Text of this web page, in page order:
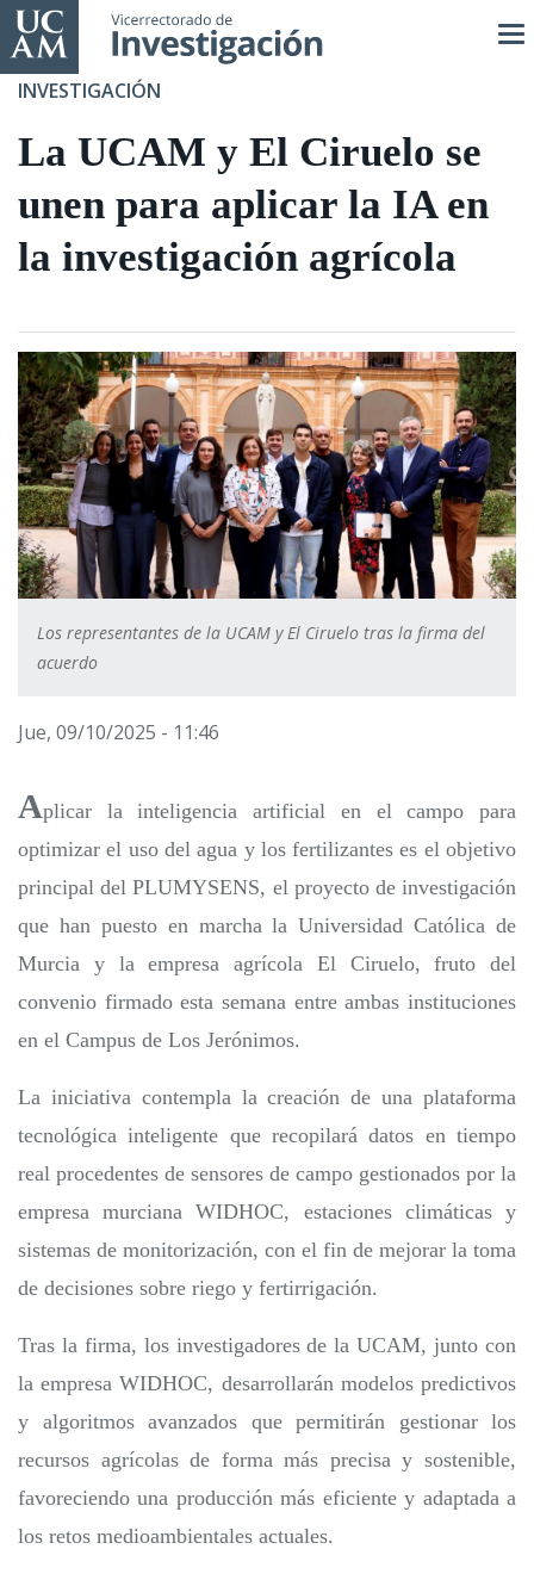
Pasar
al
contenido
INVESTIGACIÓN
La UCAM y El Ciruelo se
unen para aplicar la IA en
la investigación agrícola
Los representantes de la UCAM y El Ciruelo tras la firma del
acuerdo
Jue, 09/10/2025 - 11:46
Aplicar la inteligencia artificial en el campo para
optimizar el uso del agua y los fertilizantes es el objetivo
principal del PLUMYSENS, el proyecto de investigación
que han puesto en marcha la Universidad Católica de
Murcia y la empresa agrícola El Ciruelo, fruto del
convenio firmado esta semana entre ambas instituciones
en el Campus de Los Jerónimos.
La iniciativa contempla la creación de una plataforma
tecnológica inteligente que recopilará datos en tiempo
real procedentes de sensores de campo gestionados por la
empresa murciana WIDHOC, estaciones climáticas y
sistemas de monitorización, con el fin de mejorar la toma
de decisiones sobre riego y fertirrigación.
Tras la firma, los investigadores de la UCAM, junto con
la empresa WIDHOC, desarrollarán modelos predictivos
y algoritmos avanzados que permitirán gestionar los
recursos agrícolas de forma más precisa y sostenible,
favoreciendo una producción más eficiente y adaptada a
los retos medioambientales actuales.